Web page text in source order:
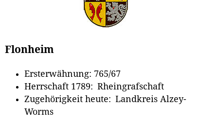
Flonheim
Ersterwähnung: 765/67
Herrschaft 1789: Rheingrafschaft
Zugehörigkeit heute: Landkreis Alzey-
Worms